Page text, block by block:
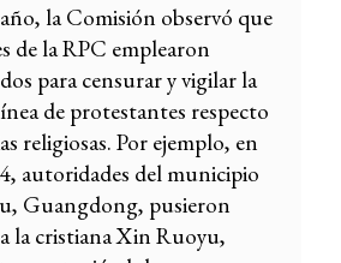
la Comisión observó que
de la RPC emplearon
para censurar y vigilar la
de protestantes respecto
religiosas. Por ejemplo, en
autoridades del municipio
Guangdong, pusieron
la cristiana Xin Ruoyu,